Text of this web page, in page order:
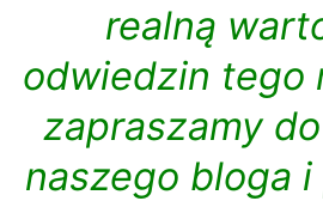
realną
odwiedzin tego
zapraszamy
naszego bloga